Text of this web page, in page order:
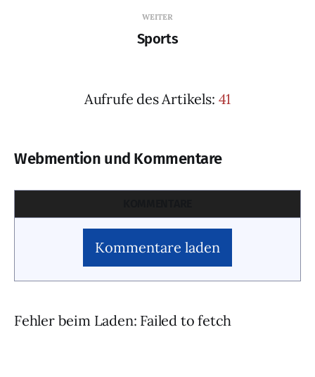
WEITER
Sports
Aufrufe des Artikels: 41
Webmention und Kommentare
Kommentare laden
Fehler beim Laden: Failed to fetch